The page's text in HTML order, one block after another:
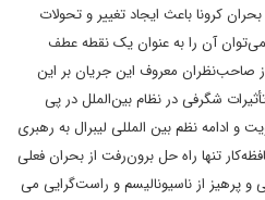
کرونا باعث ایجاد تغییر و تحولات
آن را به عنوان یک نقطه عطف
صاحب‌نظران معروف این جریان بر این
شگرفی در نظام بین‌الملل در پی
و ادامه نظم بین المللی لیبرال به رهبری
تنها راه حل برون‌رفت از بحران فعلی
و پرهیز از ناسیونالیسم و راست‌گرایی می